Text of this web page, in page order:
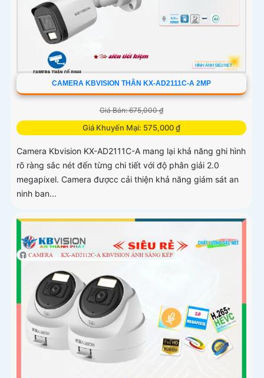
CAMERA KBVISION THÂN KX-AD2111C-A 2MP
Giá Bán: 675,000 ₫
Giá Khuyến Mại: 575,000 ₫
Camera Kbvision KX-AD2111C-A mang lại khả năng ghi hình
rõ ràng sắc nét đến từng chi tiết với độ phân giải 2.0
megapixel. Camera đượcc cải thiện khả năng giám sát an
ninh ban...